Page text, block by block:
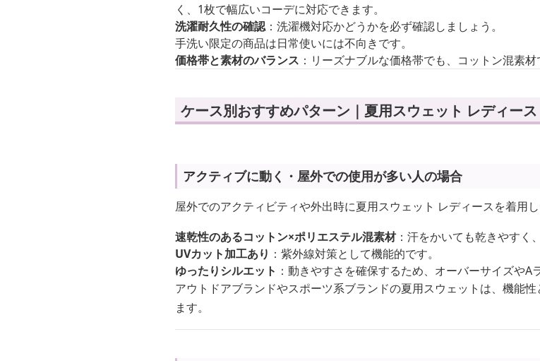
く、1枚で幅広いコーデに対応できます。
洗濯耐久性の確認：洗濯機対応かどうかを必ず確認しましょう。
手洗い限定の商品は日常使いには不向きです。
価格帯と素材のバランス ：リーズナブルな価格帯でも、コットン混素
ケース別おすすめパターン｜夏用スウェット レディース
アクティブに動く・屋外での使用が多い人の場合
屋外でのアクティビティや外出時に夏用スウェット レディースを着用
速乾性のあるコットン×ポリエステル混素材：汗をかいても乾きやすく
UVカット加工あり ：紫外線対策として機能的です。
ゆったりシルエット ：動きやすさを確保するため、オーバーサイズやA
アウトドアブランドやスポーツ系ブランドの夏用スウェットは、機能
ます。